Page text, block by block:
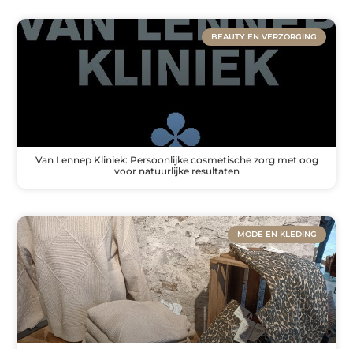
BEAUTY EN VERZORGING
Van Lennep Kliniek: Persoonlijke cosmetische zorg met oog
voor natuurlijke resultaten
MODE EN KLEDING